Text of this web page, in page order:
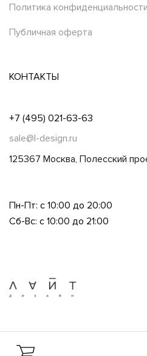
Политика конфиденциальности
Публичная оферта
КОНТАКТЫ
+7 (495) 021-63-63
sale@l-design.ru
125367 Москва, Полесский
Пн-Пт: с 10:00 до 20:00
Сб-Вс: с 10:00 до 21:00